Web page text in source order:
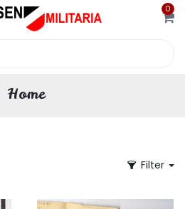
0
Home
Filter